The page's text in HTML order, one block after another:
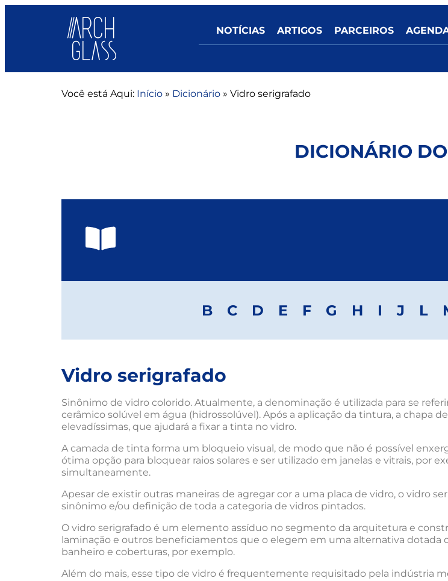
NOTÍCIAS ARTIGOS PARCEIROS
Você está Aqui: Início » Dicionário » Vidro serigrafado
DICIONÁRIO
B C D E F G H I J L
Vidro serigrafado
Sinônimo de vidro colorido. Atualmente, a denominação é utilizada para se
cerâmico solúvel em água (hidrossolúvel). Após a aplicação da tintura, a chapa
elevadíssimas, que ajudará a fixar a tinta no vidro.
A camada de tinta forma um bloqueio visual, de modo que não é possível
ótima opção para bloquear raios solares e ser utilizado em janelas e vitrais, por
simultaneamente.
Apesar de existir outras maneiras de agregar cor a uma placa de vidro, o vidro
sinônimo e/ou definição de toda a categoria de vidros pintados.
O vidro serigrafado é um elemento assíduo no segmento da arquitetura e
laminação e outros beneficiamentos que o elegem em uma alternativa dotada
banheiro e coberturas, por exemplo.
Além do mais, esse tipo de vidro é frequentemente requisitado pela indústria